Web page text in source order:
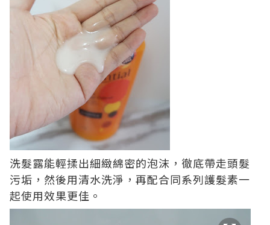
洗髮露能輕揉出細緻綿密的泡沫，徹底帶走頭髮
污垢，然後用清水洗淨，再配合同系列護髮素一
起使用效果更佳。